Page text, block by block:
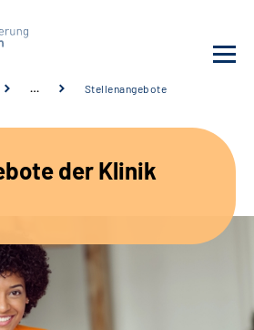
… Stellenangebote
der Klinik